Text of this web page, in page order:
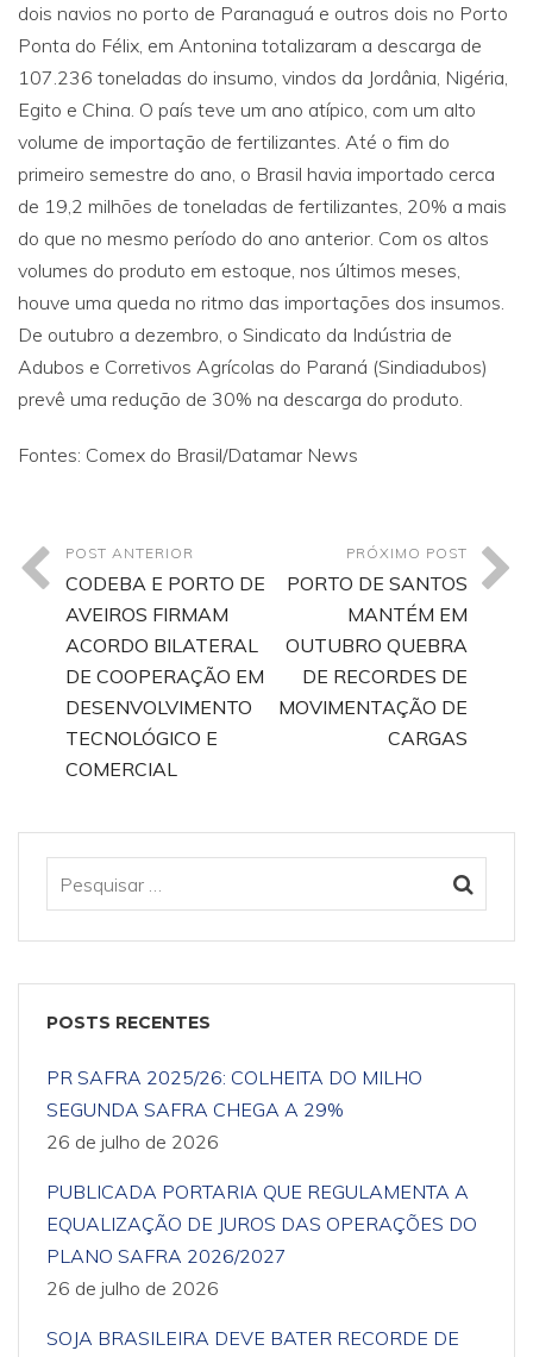
dois navios no porto de Paranaguá e outros dois no Porto
Ponta do Félix, em Antonina totalizaram a descarga de
107.236 toneladas do insumo, vindos da Jordânia, Nigéria,
Egito e China. O país teve um ano atípico, com um alto
volume de importação de fertilizantes. Até o fim do
primeiro semestre do ano, o Brasil havia importado cerca
de 19,2 milhões de toneladas de fertilizantes, 20% a mais
do que no mesmo período do ano anterior. Com os altos
volumes do produto em estoque, nos últimos meses,
houve uma queda no ritmo das importações dos insumos.
De outubro a dezembro, o Sindicato da Indústria de
Adubos e Corretivos Agrícolas do Paraná (Sindiadubos)
prevê uma redução de 30% na descarga do produto.
Fontes: Comex do Brasil/Datamar News
POST ANTERIOR
CODEBA E PORTO DE
AVEIROS FIRMAM
ACORDO BILATERAL
DE COOPERAÇÃO EM
DESENVOLVIMENTO
TECNOLÓGICO E
COMERCIAL
PRÓXIMO POST
PORTO DE SANTOS
MANTÉM EM
OUTUBRO QUEBRA
DE RECORDES DE
MOVIMENTAÇÃO DE
CARGAS
POSTS RECENTES
PR SAFRA 2025/26: COLHEITA DO MILHO
SEGUNDA SAFRA CHEGA A 29%
26 de julho de 2026
PUBLICADA PORTARIA QUE REGULAMENTA A
EQUALIZAÇÃO DE JUROS DAS OPERAÇÕES DO
PLANO SAFRA 2026/2027
26 de julho de 2026
SOJA BRASILEIRA DEVE BATER RECORDE DE